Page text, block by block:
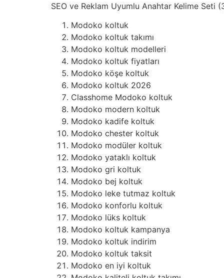
SEO ve Reklam Uyumlu Anahtar Kelime Seti
Modoko koltuk
Modoko koltuk takımı
Modoko koltuk modelleri
Modoko koltuk fiyatları
Modoko köşe koltuk
Modoko koltuk 2026
Classhome Modoko koltuk
Modoko modern koltuk
Modoko kadife koltuk
Modoko chester koltuk
Modoko modüler koltuk
Modoko yataklı koltuk
Modoko gri koltuk
Modoko bej koltuk
Modoko leke tutmaz koltuk
Modoko konforlu koltuk
Modoko lüks koltuk
Modoko koltuk kampanya
Modoko koltuk indirim
Modoko koltuk taksit
Modoko en iyi koltuk